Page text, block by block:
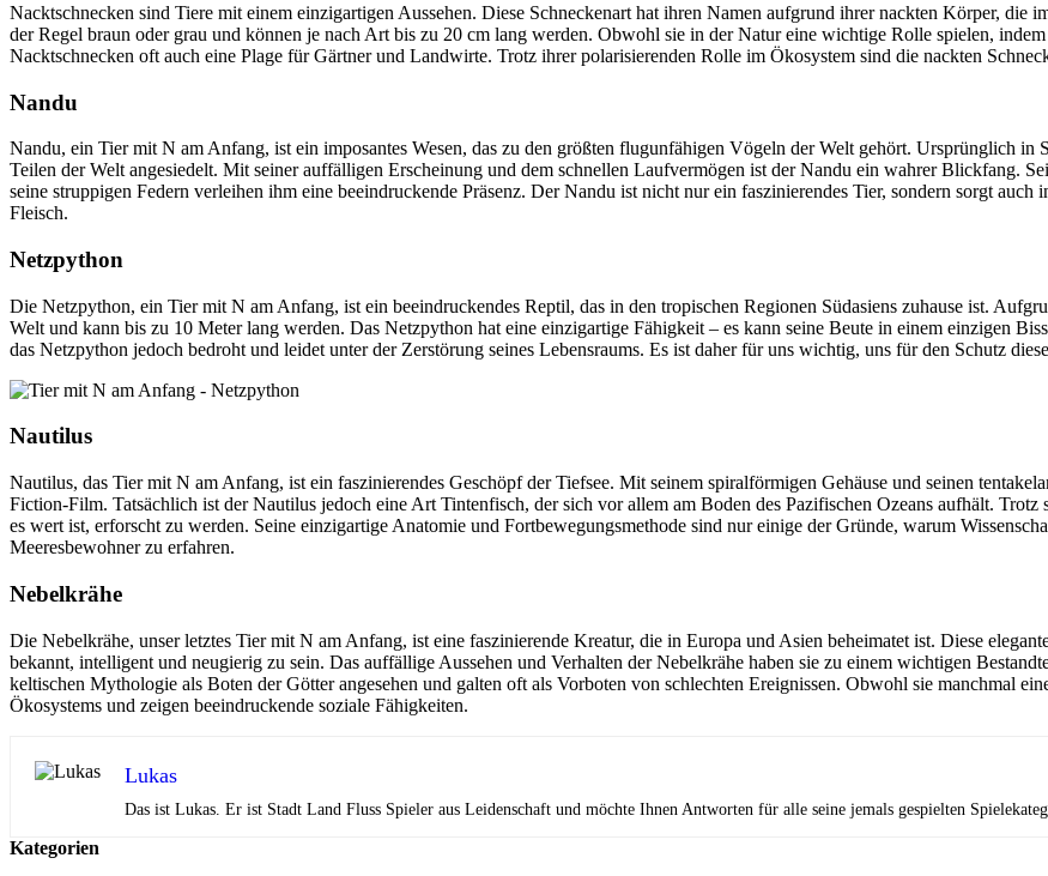
Nacktschnecken sind Tiere mit einem einzigartigen Aussehen. Diese Schneckenart hat ihren Namen aufgrund ihrer nackten Körper, die
der Regel braun oder grau und können je nach Art bis zu 20 cm lang werden. Obwohl sie in der Natur eine wichtige Rolle spielen,
Nacktschnecken oft auch eine Plage für Gärtner und Landwirte. Trotz ihrer polarisierenden Rolle im Ökosystem sind die nackten
Nandu
Nandu, ein Tier mit N am Anfang, ist ein imposantes Wesen, das zu den größten flugunfähigen Vögeln der Welt gehört. Ursprünglich in
Teilen der Welt angesiedelt. Mit seiner auffälligen Erscheinung und dem schnellen Laufvermögen ist der Nandu ein wahrer Blickfang.
seine struppigen Federn verleihen ihm eine beeindruckende Präsenz. Der Nandu ist nicht nur ein faszinierendes Tier, sondern sorgt
Fleisch.
Netzpython
Die Netzpython, ein Tier mit N am Anfang, ist ein beeindruckendes Reptil, das in den tropischen Regionen Südasiens zuhause ist.
Welt und kann bis zu 10 Meter lang werden. Das Netzpython hat eine einzigartige Fähigkeit – es kann seine Beute in einem einzigen
das Netzpython jedoch bedroht und leidet unter der Zerstörung seines Lebensraums. Es ist daher für uns wichtig, uns für den Schutz
Nautilus
Nautilus, das Tier mit N am Anfang, ist ein faszinierendes Geschöpf der Tiefsee. Mit seinem spiralförmigen Gehäuse und seinen
Fiction-Film. Tatsächlich ist der Nautilus jedoch eine Art Tintenfisch, der sich vor allem am Boden des Pazifischen Ozeans aufhält.
es wert ist, erforscht zu werden. Seine einzigartige Anatomie und Fortbewegungsmethode sind nur einige der Gründe, warum
Meeresbewohner zu erfahren.
Nebelkrähe
Die Nebelkrähe, unser letztes Tier mit N am Anfang, ist eine faszinierende Kreatur, die in Europa und Asien beheimatet ist. Diese
bekannt, intelligent und neugierig zu sein. Das auffällige Aussehen und Verhalten der Nebelkrähe haben sie zu einem wichtigen
keltischen Mythologie als Boten der Götter angesehen und galten oft als Vorboten von schlechten Ereignissen. Obwohl sie manchmal
Ökosystems und zeigen beeindruckende soziale Fähigkeiten.
Lukas
Das ist Lukas. Er ist Stadt Land Fluss Spieler aus Leidenschaft und möchte Ihnen Antworten für alle seine jemals gespielten
Kategorien